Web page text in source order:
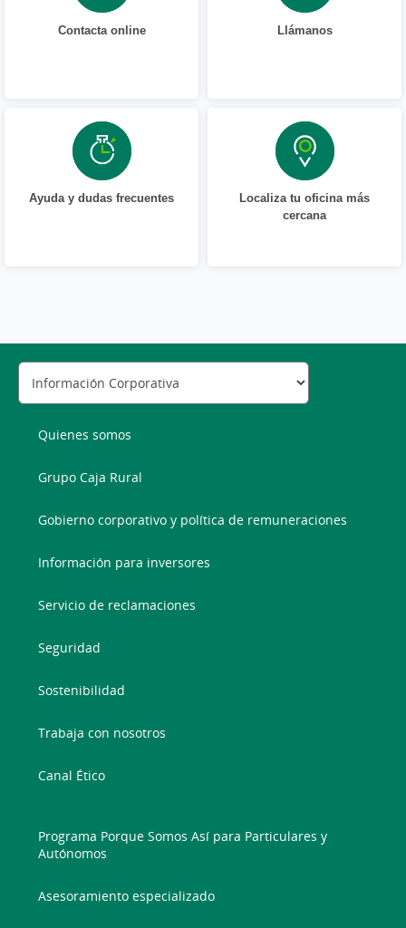
Contacta online Llámanos
Ayuda y dudas frecuentes
Localiza tu oficina más
cercana
Quienes somos
Grupo Caja Rural
Gobierno corporativo y política de remuneraciones
Información para inversores
Servicio de reclamaciones
Seguridad
Sostenibilidad
Trabaja con nosotros
Canal Ético
Programa Porque Somos Así para Particulares y
Autónomos
Asesoramiento especializado